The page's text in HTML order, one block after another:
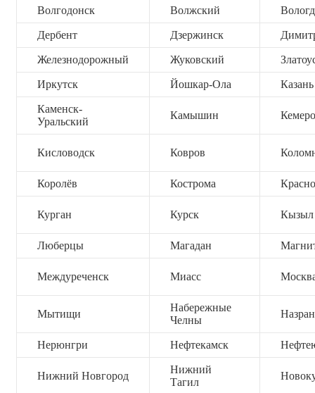
Волгодонск Волжский
Дербент Дзержинск
Железнодорожный Жуковский
Иркутск Йошкар-Ола Казань
Каменск-
Уральский
Камышин
Кисловодск Ковров
Королёв Кострома
Курган Курск Кызыл
Люберцы Магадан
Междуреченск Миасс
Мытищи
Набережные
Челны
Нерюнгри Нефтекамск
Нижний Новгород
Нижний
Тагил